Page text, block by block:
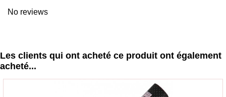
No reviews
Les clients qui ont acheté ce produit ont également
acheté...